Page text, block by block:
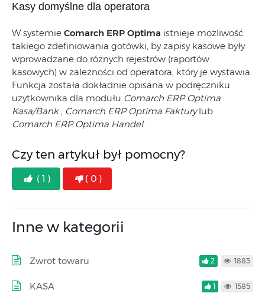
Kasy domyślne dla operatora
W systemie Comarch ERP Optima istnieje możliwość
takiego zdefiniowania gotówki, by zapisy kasowe były
wprowadzane do różnych rejestrów (raportów
kasowych) w zależności od operatora, który je wystawia.
Funkcja została dokładnie opisana w podręczniku
użytkownika dla modułu Comarch ERP Optima
Kasa/Bank , Comarch ERP Optima Fakturylub
Comarch ERP Optima Handel.
Czy ten artykuł był pomocny?
( 1 ) ( 0 )
Inne w kategorii
Zwrot towaru 2 1883
KASA 1 1585